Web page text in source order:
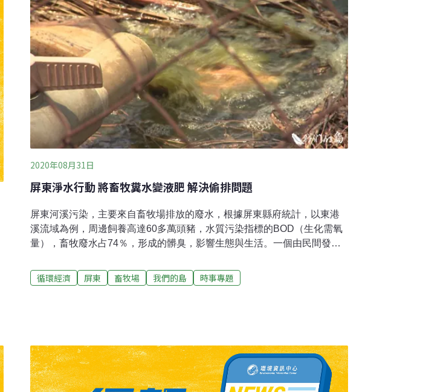
2020年08月31日
屏東淨水行動 將畜牧糞水變液肥 解決偷排問題
屏東河溪污染，主要來自畜牧場排放的廢水，根據屏東縣府統計，以東港
溪流域為例，周邊飼養高達60多萬頭豬，水質污染指標的BOD（生化需氧
量），畜牧廢水占74％，形成的髒臭，影響生態與生活。一個由民間發起
河位於東港溪上游，河床有湧泉冒出，流過建功社區，相當潔淨，並富有
生態。但是在一些河段，因為畜牧廢水排入，產生污染。被稱為豬屎河，
時進行監測稽查。台灣藍色東港溪保育協會以萬巒、新埤、竹田、潮州四
鄉鎮，作為屏東淨水計畫先驅，找尋一些合作社區，希望從源頭污染開始
改善。高屏溪上游的隘寮溪，修築水圳通過內埔東片社區，一條從中穿
過，一條流經社區，成為重要灌
循環經濟 屏東 畜牧場 我們的島 時事專題